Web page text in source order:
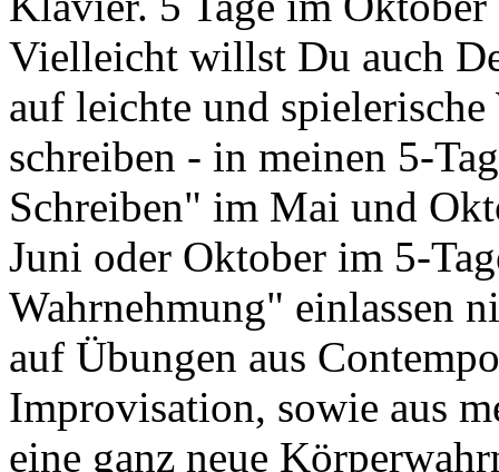
Vielleicht willst Du auch
auf leichte und
schreiben - in meinen 5-
Schreiben" im Mai und
Juni oder Oktober im 5-
Wahrnehmung" einlassen
auf Übungen aus
Improvisation, sowie aus
eine ganz neue